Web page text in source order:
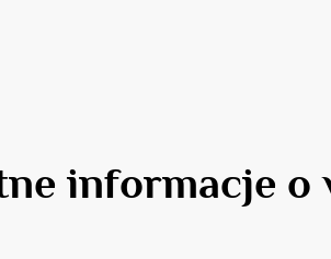
informacje o
18 lat ?